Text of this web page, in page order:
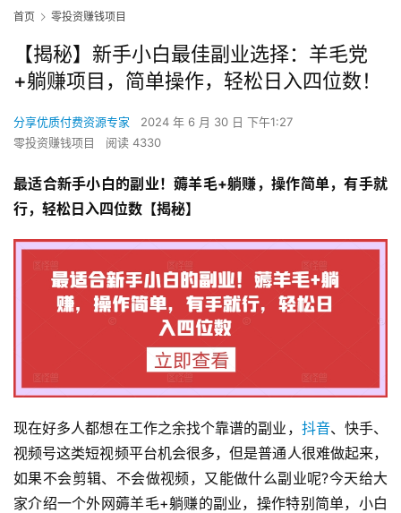
首页 零投资赚钱项目
【揭秘】新手小白最佳副业选择：羊毛党
+躺赚项目，简单操作，轻松日入四位数！
分享优质付费资源专家
2024 年 6 月 30 日 下午1:27
零投资赚钱项目
阅读 4330
最适合新手小白的副业！薅羊毛+躺赚，操作简单，有手就
行，轻松日入四位数【揭秘】
现在好多人都想在工作之余找个靠谱的副业， 抖音、快手、
视频号这类短视频平台机会很多，但是普通人很难做起来，
如果不会剪辑、不会做视频，又能做什么副业呢?今天给大
家介绍一个外网薅羊毛+躺赚的副业，操作特别简单，小白